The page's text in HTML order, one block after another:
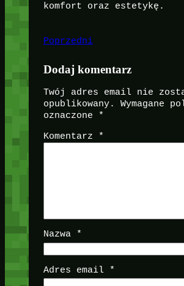
komfort oraz estetykę.
Poprzedni
Dodaj komentarz
Twój adres email nie
opublikowany.
Wymagane
oznaczone
*
Komentarz *
Nazwa *
Adres email *